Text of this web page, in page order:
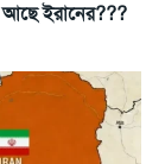
আছে ইরানের???